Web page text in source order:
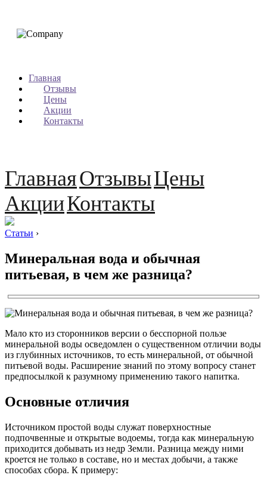
Главная
Отзывы
Цены
Акции
Контакты
ГлавнаяОтзывыЦены
АкцииКонтакты
Статьи ›
Минеральная вода и обычная
питьевая, в чем же разница?
Мало кто из сторонников версии о бесспорной пользе
минеральной воды осведомлен о существенном отличии воды
из глубинных источников, то есть минеральной, от обычной
питьевой воды. Расширение знаний по этому вопросу станет
предпосылкой к разумному применению такого напитка.
Основные отличия
Источником простой воды служат поверхностные
подпочвенные и открытые водоемы, тогда как минеральную
приходится добывать из недр Земли. Разница между ними
кроется не только в составе, но и местах добычи, а также
способах сбора. К примеру: